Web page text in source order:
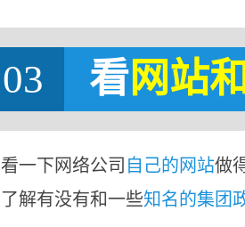
03 看网站
看一下网络公司 自己的网站做
了解有没有和一些知名的集团